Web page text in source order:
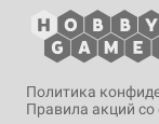
Политика
Правила акций со